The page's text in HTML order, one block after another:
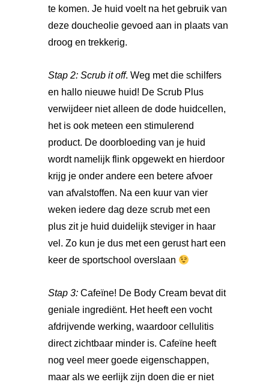
te komen. Je huid voelt na het gebruik van
deze doucheolie gevoed aan in plaats van
droog en trekkerig.
Stap 2: Scrub it off. Weg met die schilfers
en hallo nieuwe huid! De Scrub Plus
verwijdeer niet alleen de dode huidcellen,
het is ook meteen een stimulerend
product. De doorbloeding van je huid
wordt namelijk flink opgewekt en hierdoor
krijg je onder andere een betere afvoer
van afvalstoffen. Na een kuur van vier
weken iedere dag deze scrub met een
plus zit je huid duidelijk steviger in haar
vel. Zo kun je dus met een gerust hart een
keer de sportschool overslaan
Stap 3: Cafeïne! De Body Cream bevat dit
geniale ingrediënt. Het heeft een vocht
afdrijvende werking, waardoor cellulitis
direct zichtbaar minder is. Cafeïne heeft
nog veel meer goede eigenschappen,
maar als we eerlijk zijn doen die er niet